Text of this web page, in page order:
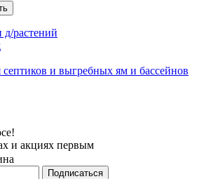
растений
септиков и выгребных ям и бассейнов
и акциях первым